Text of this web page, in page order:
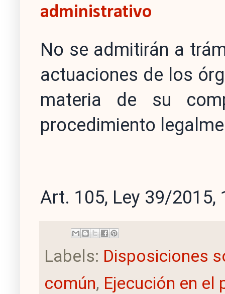
administrativo
No se admitirán a
actuaciones de los
materia de su
procedimiento
Art. 105, Ley 39/2015,
Labels: Disposiciones
común, Ejecución en el